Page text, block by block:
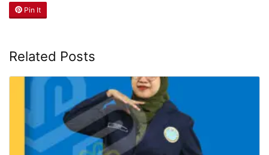
Pin It
Related Posts